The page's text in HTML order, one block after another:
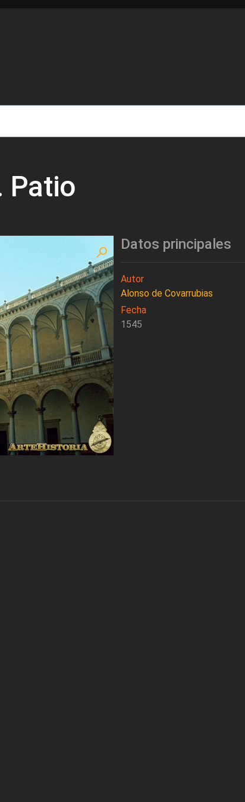
a la navegación
Patio
Datos principales
Autor
Alonso de Covarrubias
Fecha
1545